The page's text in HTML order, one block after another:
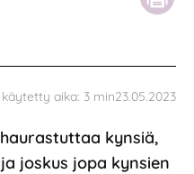
23.05.2023
aika: 3 min
kynsiä,
joskus jopa kynsien